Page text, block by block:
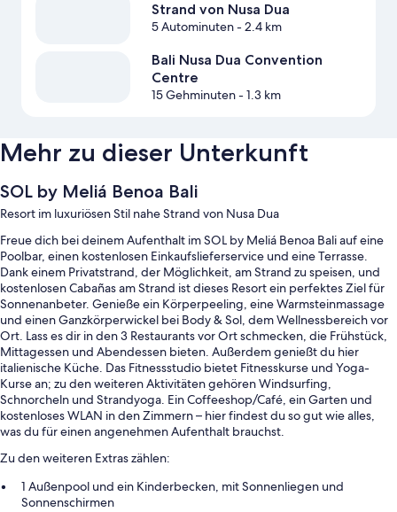
Strand von Nusa Dua
5 Autominuten- 2.4 km
Bali Nusa Dua Convention
Centre
15 Gehminuten- 1.3 km
Mehr zu dieser Unterkunft
SOL by Meliá Benoa Bali
Resort im luxuriösen Stil nahe Strand von Nusa Dua
Freue dich bei deinem Aufenthalt im SOL by Meliá Benoa Bali auf eine
Poolbar, einen kostenlosen Einkaufslieferservice und eine Terrasse.
Dank einem Privatstrand, der Möglichkeit, am Strand zu speisen, und
kostenlosen Cabañas am Strand ist dieses Resort ein perfektes Ziel für
Sonnenanbeter. Genieße ein Körperpeeling, eine Warmsteinmassage
und einen Ganzkörperwickel bei Body & Sol, dem Wellnessbereich vor
Ort. Lass es dir in den 3 Restaurants vor Ort schmecken, die Frühstück,
Mittagessen und Abendessen bieten. Außerdem genießt du hier
italienische Küche. Das Fitnessstudio bietet Fitnesskurse und Yoga-
Kurse an; zu den weiteren Aktivitäten gehören Windsurfing,
Schnorcheln und Strandyoga. Ein Coffeeshop/Café, ein Garten und
kostenloses WLAN in den Zimmern – hier findest du so gut wie alles,
was du für einen angenehmen Aufenthalt brauchst.
Zu den weiteren Extras zählen:
1 Außenpool und ein Kinderbecken, mit Sonnenliegen und
Sonnenschirmen